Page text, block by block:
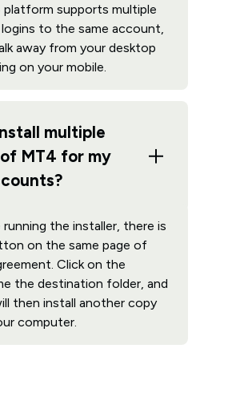
platform supports multiple
to the same account,
away from your desktop
on your mobile.
multiple
MT4 for my
running the installer, there is
on the same page of
Click on the
the destination folder, and
then install another copy
computer.